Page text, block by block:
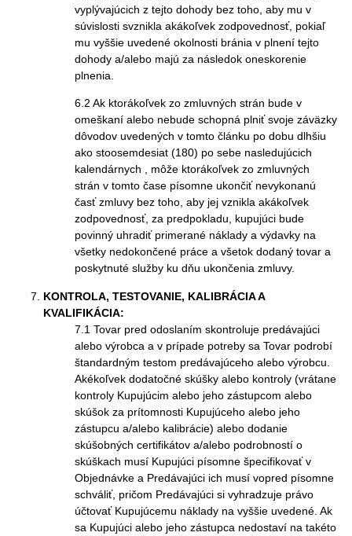
vyplývajúcich z tejto dohody bez toho, aby mu v
súvislosti svznikla akákoľvek zodpovednosť, pokiaľ
mu vyššie uvedené okolnosti bránia v plnení tejto
dohody a/alebo majú za následok oneskorenie
plnenia.
6.2 Ak ktorákoľvek zo zmluvných strán bude v
omeškaní alebo nebude schopná plniť svoje záväzky
dôvodov uvedených v tomto článku po dobu dlhšiu
ako stoosemdesiat (180) po sebe nasledujúcich
kalendárnych , môže ktorákoľvek zo zmluvných
strán v tomto čase písomne ukončiť nevykonanú
časť zmluvy bez toho, aby jej vznikla akákoľvek
zodpovednosť, za predpokladu, kupujúci bude
povinný uhradiť primerané náklady a výdavky na
všetky nedokončené práce a všetok dodaný tovar a
poskytnuté služby ku dňu ukončenia zmluvy.
KONTROLA, TESTOVANIE, KALIBRÁCIA A
KVALIFIKÁCIA:
7.1 Tovar pred odoslaním skontroluje predávajúci
alebo výrobca a v prípade potreby sa Tovar podrobí
štandardným testom predávajúceho alebo výrobcu.
Akékoľvek dodatočné skúšky alebo kontroly (vrátane
kontroly Kupujúcim alebo jeho zástupcom alebo
skúšok za prítomnosti Kupujúceho alebo jeho
zástupcu a/alebo kalibrácie) alebo dodanie
skúšobných certifikátov a/alebo podrobností o
skúškach musí Kupujúci písomne špecifikovať v
Objednávke a Predávajúci ich musí vopred písomne
schváliť, pričom Predávajúci si vyhradzuje právo
účtovať Kupujúcemu náklady na vyššie uvedené. Ak
sa Kupujúci alebo jeho zástupca nedostaví na takéto